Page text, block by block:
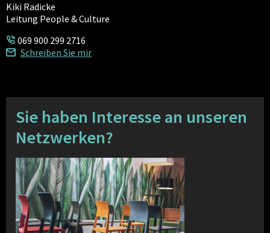
Kiki Radicke
Leitung People & Culture
069 900 299 2716
Schreiben Sie mir
Sie haben Interesse an unseren
Netzwerken?